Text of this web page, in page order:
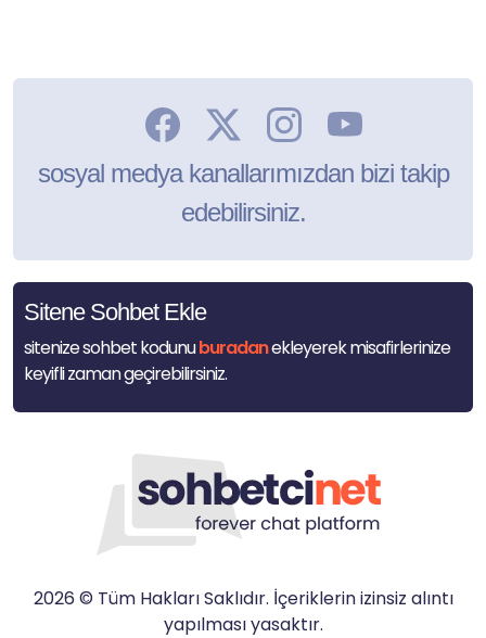
sosyal medya kanallarımızdan bizi takip
edebilirsiniz.
Sitene Sohbet Ekle
sitenize sohbet kodunuburadanekleyerek misafirlerinize
keyifli zaman geçirebilirsiniz.
2026 © Tüm Hakları Saklıdır. İçeriklerin izinsiz alıntı
yapılması yasaktır.